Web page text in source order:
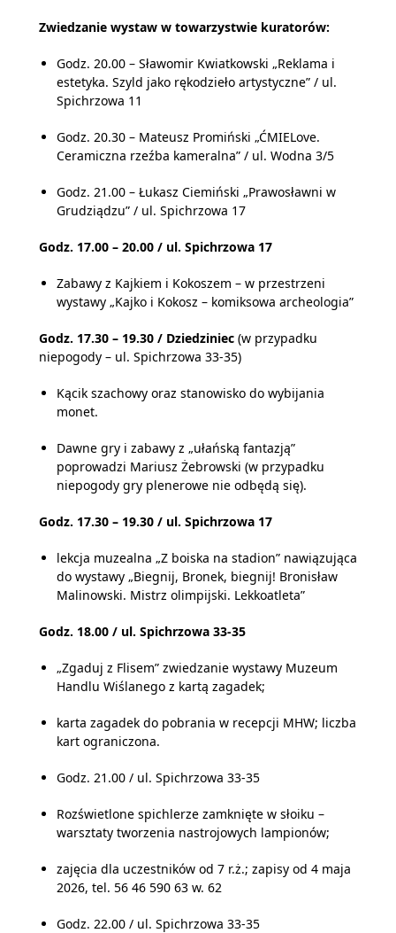
Zwiedzanie wystaw w towarzystwie kuratorów:
Godz. 20.00 – Sławomir Kwiatkowski „Reklama i
estetyka. Szyld jako rękodzieło artystyczne” / ul.
Spichrzowa 11
Godz. 20.30 – Mateusz Promiński „ĆMIELove.
Ceramiczna rzeźba kameralna” / ul. Wodna 3/5
Godz. 21.00 – Łukasz Ciemiński „Prawosławni w
Grudziądzu” / ul. Spichrzowa 17
Godz. 17.00 – 20.00 / ul. Spichrzowa 17
Zabawy z Kajkiem i Kokoszem – w przestrzeni
wystawy „Kajko i Kokosz – komiksowa archeologia”
Godz. 17.30 – 19.30 / Dziedziniec (w przypadku
niepogody – ul. Spichrzowa 33-35)
Kącik szachowy oraz stanowisko do wybijania
monet.
Dawne gry i zabawy z „ułańską fantazją”
poprowadzi Mariusz Żebrowski (w przypadku
niepogody gry plenerowe nie odbędą się).
Godz. 17.30 – 19.30 / ul. Spichrzowa 17
lekcja muzealna „Z boiska na stadion” nawiązująca
do wystawy „Biegnij, Bronek, biegnij! Bronisław
Malinowski. Mistrz olimpijski. Lekkoatleta”
Godz. 18.00 / ul. Spichrzowa 33-35
„Zgaduj z Flisem” zwiedzanie wystawy Muzeum
Handlu Wiślanego z kartą zagadek;
karta zagadek do pobrania w recepcji MHW; liczba
kart ograniczona.
Godz. 21.00 / ul. Spichrzowa 33-35
Rozświetlone spichlerze zamknięte w słoiku –
warsztaty tworzenia nastrojowych lampionów;
zajęcia dla uczestników od 7 r.ż.; zapisy od 4 maja
2026, tel. 56 46 590 63 w. 62
Godz. 22.00 / ul. Spichrzowa 33-35